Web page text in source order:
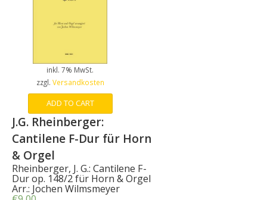
inkl. 7% MwSt.
zzgl. Versandkosten
ADD TO CART
J.G. Rheinberger:
Cantilene F-Dur für Horn
& Orgel
Rheinberger, J. G.: Cantilene F-
Dur op. 148/2 für Horn & Orgel
Arr.: Jochen Wilmsmeyer